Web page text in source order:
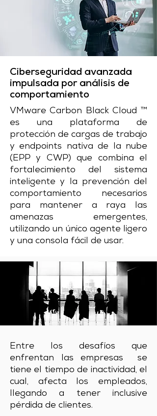
Ciberseguridad avanzada
impulsada por análisis de
comportamiento
VMware Carbon Black Cloud ™
es una plataforma de
protección de cargas de trabajo
y endpoints nativa de la nube
(EPP y CWP) que combina el
fortalecimiento del sistema
inteligente y la prevención del
comportamiento necesarios
para mantener a raya las
amenazas emergentes,
utilizando un único agente ligero
y una consola fácil de usar.
Entre los desafíos que
enfrentan las empresas se
tiene el tiempo de inactividad, el
cual, afecta los empleados,
llegando a tener inclusive
pérdida de clientes.